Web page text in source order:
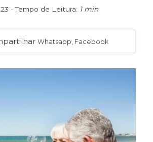
- Tempo de Leitura: 1 min
Whatsapp, Facebook